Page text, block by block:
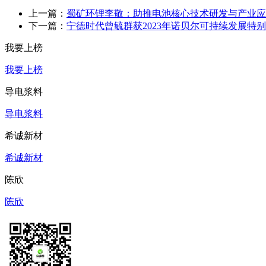
上一篇： 蜀矿环锂李敬：助推电池核心技术研发与产业
下一篇： 宁德时代曾毓群获2023年诺贝尔可持续发展特
我要上榜
我要上榜
导电浆料
导电浆料
希诚新材
希诚新材
陈欣
陈欣